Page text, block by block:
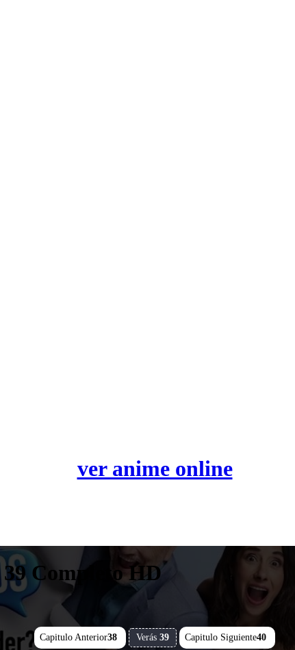
ver anime online
Completo HD
Capitulo Anterior38 Verás 39 Capitulo Siguiente40